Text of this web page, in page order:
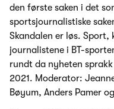
den første saken i det
sportsjournalistiske
Skandalen er løs.
journalistene i BT-
rundt da nyheten sprakk
2021. Moderator:
Bøyum, Anders Pamer